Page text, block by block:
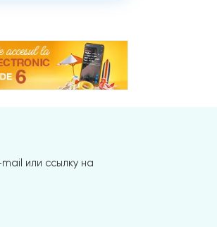
или ссылку на